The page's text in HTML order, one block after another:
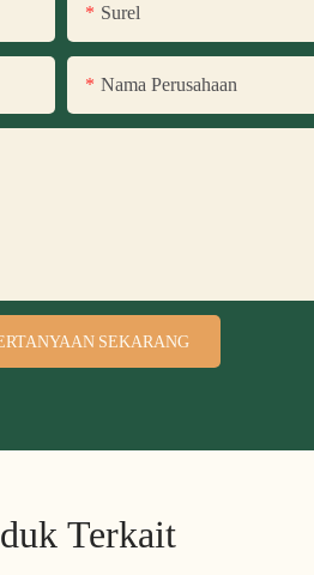
Surel
Nama Perusahaan
SEKARANG
Terkait